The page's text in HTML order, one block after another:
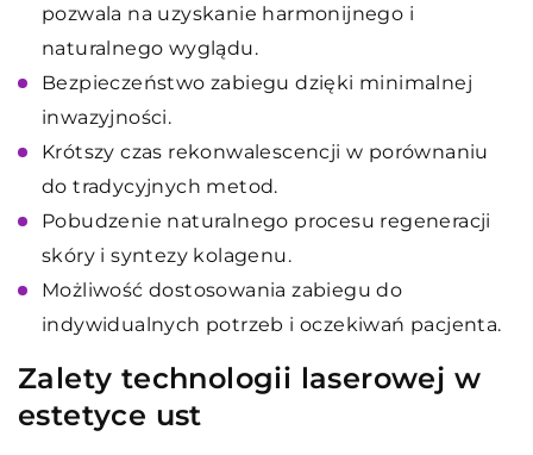
pozwala na uzyskanie harmonijnego i
naturalnego wyglądu.
Bezpieczeństwo zabiegu dzięki minimalnej
inwazyjności.
Krótszy czas rekonwalescencji w porównaniu
do tradycyjnych metod.
Pobudzenie naturalnego procesu regeneracji
skóry i syntezy kolagenu.
Możliwość dostosowania zabiegu do
indywidualnych potrzeb i oczekiwań pacjenta.
Zalety technologii laserowej w
estetyce ust